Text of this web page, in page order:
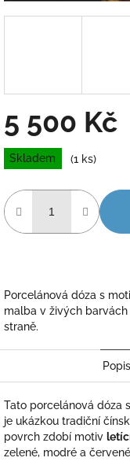
5 500 Kč
Měrná
cena:
Skladem (1 ks)
Porcelánová dóza s
malba v živých
straně.
Popis
Tato porcelánová dóza
je ukázkou tradiční
povrch zdobí motiv
zelené, modré a